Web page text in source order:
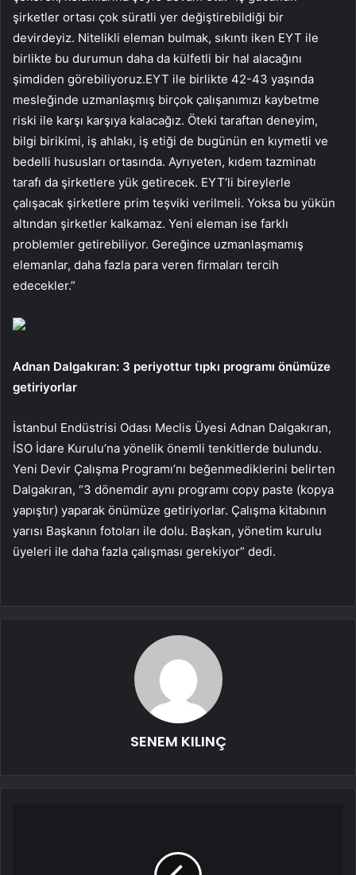
şirketler ortası çok süratli yer değiştirebildiği bir
devirdeyiz. Nitelikli eleman bulmak, sıkıntı iken EYT ile
birlikte bu durumun daha da külfetli bir hal alacağını
şimdiden görebiliyoruz.EYT ile birlikte 42-43 yaşında
mesleğinde uzmanlaşmış birçok çalışanımızı kaybetme
riski ile karşı karşıya kalacağız. Öteki taraftan deneyim,
bilgi birikimi, iş ahlakı, iş etiği de bugünün en kıymetli ve
bedelli hususları ortasında. Ayrıyeten, kıdem tazminatı
tarafı da şirketlere yük getirecek. EYT’li bireylerle
çalışacak şirketlere prim teşviki verilmeli. Yoksa bu yükün
altından şirketler kalkamaz. Yeni eleman ise farklı
problemler getirebiliyor. Gereğince uzmanlaşmamış
elemanlar, daha fazla para veren firmaları tercih
edecekler.”
Adnan Dalgakıran: 3 periyottur tıpkı programı önümüze
getiriyorlar
İstanbul Endüstrisi Odası Meclis Üyesi Adnan Dalgakıran,
İSO İdare Kurulu’na yönelik önemli tenkitlerde bulundu.
Yeni Devir Çalışma Programı’nı beğenmediklerini belirten
Dalgakıran, “3 dönemdir aynı programı copy paste (kopya
yapıştır) yaparak önümüze getiriyorlar. Çalışma kitabının
yarısı Başkanın fotoları ile dolu. Başkan, yönetim kurulu
üyeleri ile daha fazla çalışması gerekiyor” dedi.
SENEM KILINÇ